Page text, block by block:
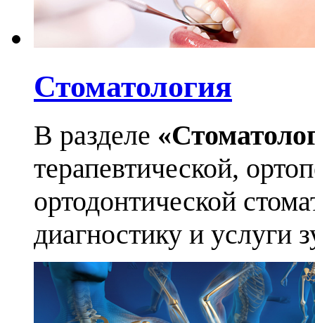
Стоматология
В разделе
терапевтической,
ортодонтической
диагностику и услуги